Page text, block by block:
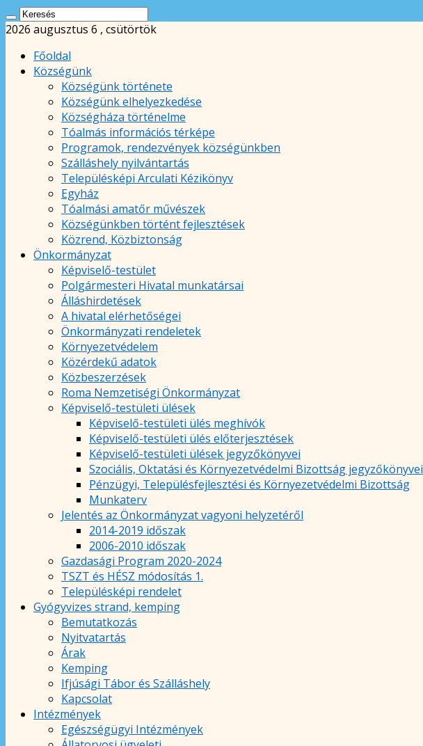
2026 augusztus 6 , csütörtök
Főoldal
Községünk
Községünk története
Községünk elhelyezkedése
Községháza történelme
Tóalmás információs térképe
Programok, rendezvények községünkben
Szálláshely nyilvántartás
Településképi Arculati Kézikönyv
Egyház
Tóalmási amatőr művészek
Községünkben történt fejlesztések
Közrend, Közbiztonság
Önkormányzat
Képviselő-testület
Polgármesteri Hivatal munkatársai
Álláshirdetések
A hivatal elérhetőségei
Önkormányzati rendeletek
Környezetvédelem
Közérdekű adatok
Közbeszerzések
Roma Nemzetiségi Önkormányzat
Képviselő-testületi ülések
Képviselő-testületi ülés meghívók
Képviselő-testületi ülés előterjesztések
Képviselő-testületi ülések jegyzőkönyvei
Szociális, Oktatási és Környezetvédelmi Bizottság jegyzőkönyvei
Pénzügyi, Településfejlesztési és Környezetvédelmi Bizottság
Munkaterv
Jelentés az Önkormányzat vagyoni helyzetéről
2014-2019 időszak
2006-2010 időszak
Gazdasági Program 2020-2024
TSZT és HÉSZ módosítás 1.
Településképi rendelet
Gyógyvizes strand, kemping
Bemutatkozás
Nyitvatartás
Árak
Kemping
Ifjúsági Tábor és Szálláshely
Kapcsolat
Intézmények
Egészségügyi Intézmények